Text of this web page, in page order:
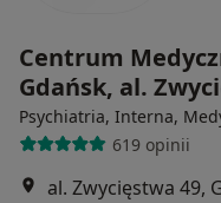
Centrum
Gdańsk, al.
Psychiatria, Interna,
619 opinii
al. Zwycięstwa 49,